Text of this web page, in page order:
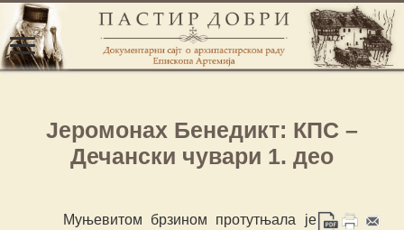
Јеромонах Бенедикт: КПС –
Дечански чувари 1. део
Муњевитом брзином протутњала је